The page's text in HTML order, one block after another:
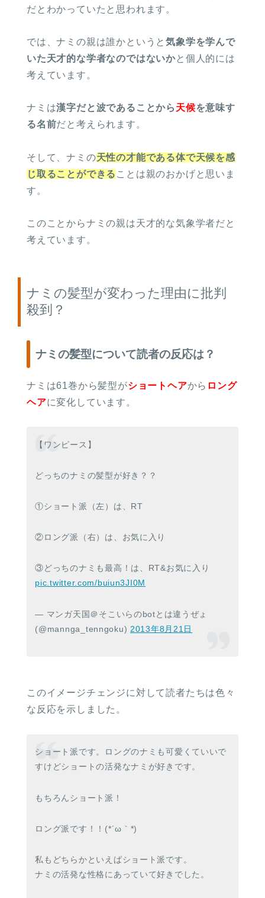
だとわかっていたと思われます。
では、ナミの親は誰かというと気象学を学んで
いた天才的な学者なのではないかと個人的には
考えています。
ナミは漢字だと波であることから 天候を意味す
る名前だと考えられます。
そして、ナミの天性の才能である体で天候を感
じ取ることができる ことは親のおかげと思いま
す。
このことからナミの親は天才的な気象学者だと
考えています。
ナミの髪型が変わった理由に批判
殺到？
ナミの髪型について読者の反応は？
ナミは61巻から髪型がショートヘアから ロング
ヘアに変化しています。
【ワンピース】
どっちのナミの髪型が好き？？
①ショート派（左）は、RT
②ロング派（右）は、お気に入り
③どっちのナミも最高！は、RT&お気に入り
pic.twitter.com/buiun3JI0M
— マンガ天国＠そこいらのbotとは違うぜょ
(@mannga_tenngoku) 2013年8月21日
このイメージチェンジに対して読者たちは色々
な反応を示しました。
ショート派です。ロングのナミも可愛くていいで
すけどショートの活発なナミが好きです。
もちろんショート派！
ロング派です！！(*´ω｀*)
私もどちらかといえばショート派です。
ナミの活発な性格にあっていて好きでした。